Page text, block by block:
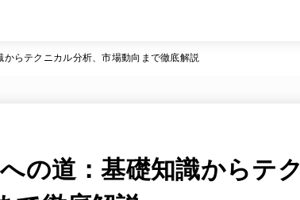
らテクニカル分析、市場動向まで徹底解説
の道：基礎知識からテク